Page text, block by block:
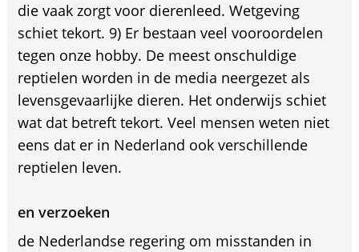
die vaak zorgt voor dierenleed. Wetgeving
schiet tekort. 9) Er bestaan veel vooroordelen
tegen onze hobby. De meest onschuldige
reptielen worden in de media neergezet als
levensgevaarlijke dieren. Het onderwijs schiet
wat dat betreft tekort. Veel mensen weten niet
eens dat er in Nederland ook verschillende
reptielen leven.
en verzoeken
de Nederlandse regering om misstanden in